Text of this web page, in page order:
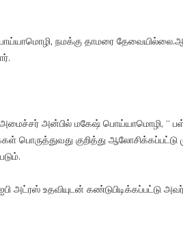
நமக்கு தாமரை
அன்பில் மகேஷ் பொய்யாமொழி, “
பொருத்துவது குறித்து ஆலோசிக்கப்பட்டு
அட்ரஸ் உதவியுடன் கண்டுபிடிக்கப்பட்டு